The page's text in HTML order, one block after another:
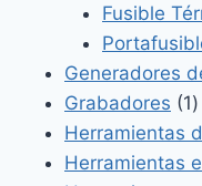
Fusible
Generadores
Grabadores 11
Herramientas
Herramientas